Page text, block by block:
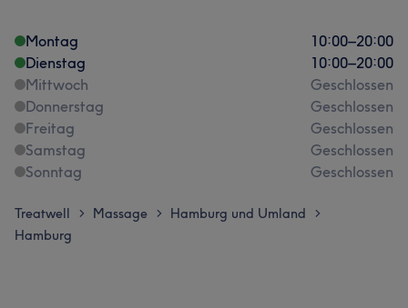
Montag 10:00–20:00
Dienstag
10:00–20:00
Mittwoch
Geschlossen
Donnerstag
Geschlossen
Freitag
Geschlossen
Samstag
Geschlossen
Sonntag
Geschlossen
Treatwell > Massage > Hamburg und Umland >
Hamburg